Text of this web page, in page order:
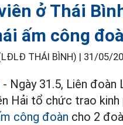
ở Thái
ấm công
THÁI BÌNH) | 31/05/
- Ngày 31.5, Liên đoàn
Hải tổ chức trao
công đoàn cho 2